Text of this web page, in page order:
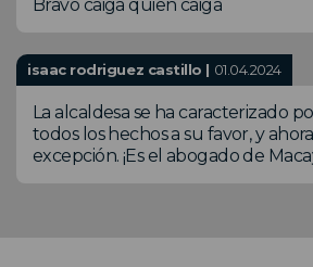
Bravo caiga quien caiga
isaac rodriguez castillo | 01.04.2024
La alcaldesa se ha caracterizado
todos los hechos a su favor, y
excepción. ¡Es el abogado de